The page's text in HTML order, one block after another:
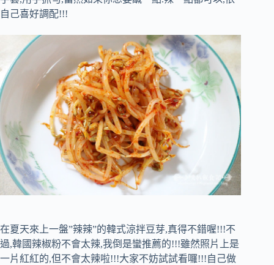
自己喜好調配!!!
在夏天來上一盤”辣辣”的韓式涼拌豆芽,真得不錯喔!!!不
過,韓國辣椒粉不會太辣,我倒是蠻推薦的!!!雖然照片上是
一片紅紅的,但不會太辣啦!!!大家不妨試試看囉!!!自己做